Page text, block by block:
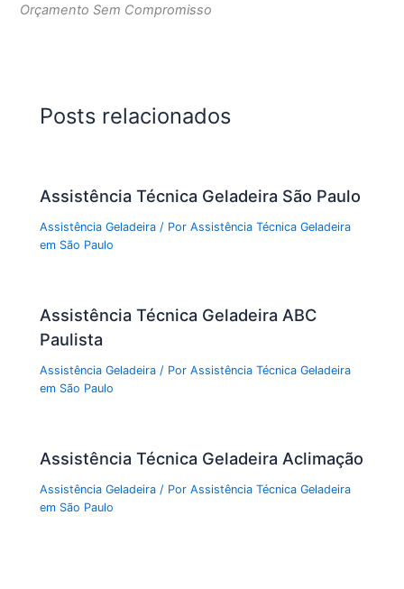
Orçamento Sem Compromisso
Posts relacionados
Assistência Técnica Geladeira São Paulo
Assistência Geladeira / PorAssistência Técnica Geladeira
em São Paulo
Assistência Técnica Geladeira ABC
Paulista
Assistência Geladeira / PorAssistência Técnica Geladeira
em São Paulo
Assistência Técnica Geladeira Aclimação
Assistência Geladeira / PorAssistência Técnica Geladeira
em São Paulo